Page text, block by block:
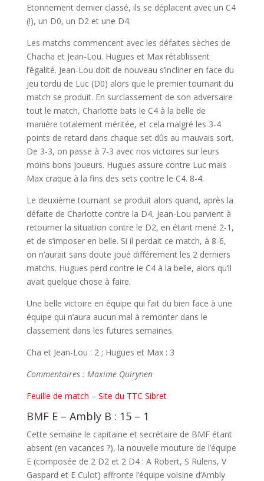
Etonnement dernier classé, ils se déplacent avec un C4
(!), un D0, un D2 et une D4.
Les matchs commencent avec les défaites sèches de
Chacha et Jean-Lou. Hugues et Max rétablissent
l’égalité. Jean-Lou doit de nouveau s’incliner en face du
jeu tordu de Luc (D0) alors que le premier tournant du
match se produit. En surclassement de son adversaire
tout le match, Charlotte bats le C4 à la belle de
manière totalement méritée, et cela malgré les 3-4
points de retard dans chaque set dûs au mauvais sort.
De 3-3, on passe à 7-3 avec nos victoires sur leurs
moins bons joueurs. Hugues assure contre Luc mais
Max craque à la fins des sets contre le C4. 8-4.
Le deuxième tournant se produit alors quand, après la
défaite de Charlotte contre la D4, Jean-Lou parvient à
retourner la situation contre le D2, en étant mené 2-1,
et de s’imposer en belle. Si il perdait ce match, à 8-6,
on n’aurait sans doute joué différement les 2 derniers
matchs. Hugues perd contre le C4 à la belle, alors qu’il
avait quelque chose à faire.
Une belle victoire en équipe qui fait du bien face à une
équipe qui n’aura aucun mal à remonter dans le
classement dans les futures semaines.
Cha et Jean-Lou : 2 ; Hugues et Max : 3
Commentaires : Maxime Quirynen
Feuille de match – Site du TTC Sibret
BMF E – Ambly B : 15 – 1
Cette semaine le capitaine et secrétaire de BMF étant
absent (en vacances ?), la nouvelle mouture de l’équipe
E (composée de 2 D2 et 2 D4 : A Robert, S Rulens, V
Gaspard et E Culot) affronte l’équipe voisine d’Ambly